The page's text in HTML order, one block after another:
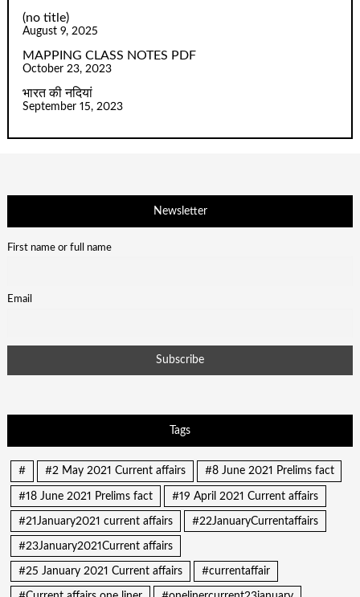
(no title)
August 9, 2025
MAPPING CLASS NOTES PDF
October 23, 2023
भारत की नदियां
September 15, 2023
Newsletter
First name or full name
Email
Tags
# #2 May 2021 Current affairs #8 June 2021 Prelims fact
#18 June 2021 Prelims fact #19 April 2021 Current affairs
#21January2021 current affairs #22JanuaryCurrentaffairs
#23January2021Current affairs
#25 January 2021 Current affairs #currentaffair